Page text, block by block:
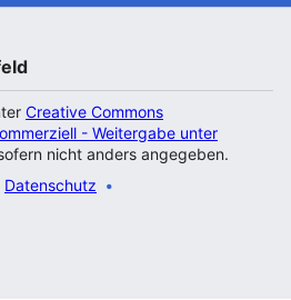
Creative Commons
- Weitergabe unter
nicht anders angegeben.
Datenschutz